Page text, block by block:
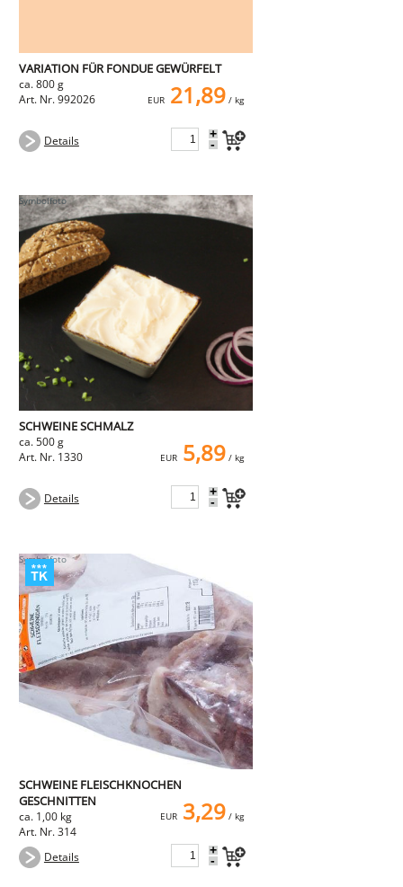
VARIATION FÜR FONDUE GEWÜRFELT
ca. 800 g
Art. Nr. 992026
EUR 21,89/ kg
Details +
-
SCHWEINE SCHMALZ
ca. 500 g
Art. Nr. 1330
EUR 5,89/ kg
Details +
-
SCHWEINE FLEISCHKNOCHEN
GESCHNITTEN
ca. 1,00 kg
Art. Nr. 314
EUR 3,29/ kg
Details +
-